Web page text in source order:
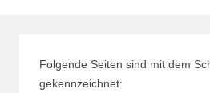
Folgende Seiten sind mit dem
gekennzeichnet: